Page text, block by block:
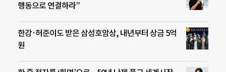
행동으로 연결하라”
한강·허준이도 받은 삼성호암상, 내년부터 상금 5억
원